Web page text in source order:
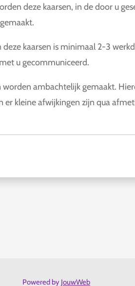
deze kaarsen, in de door u
kaarsen is minimaal 2-3
u gecommuniceerd.
worden ambachtelijk gemaakt.
er kleine afwijkingen zijn qua
Powered by JouwWeb